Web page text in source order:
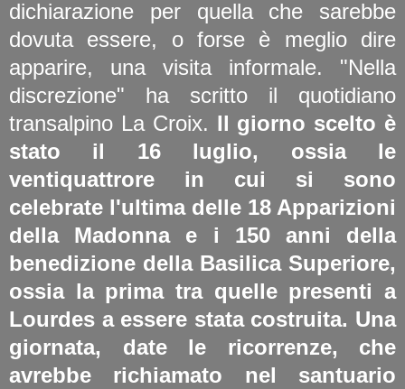
dichiarazione per quella che sarebbe
dovuta essere, o forse è meglio dire
apparire, una visita informale. "Nella
discrezione" ha scritto il quotidiano
transalpino La Croix. Il giorno scelto è
stato il 16 luglio, ossia le
ventiquattrore in cui si sono
celebrate l'ultima delle 18 Apparizioni
della Madonna e i 150 anni della
benedizione della Basilica Superiore,
ossia la prima tra quelle presenti a
Lourdes a essere stata costruita. Una
giornata, date le ricorrenze, che
avrebbe richiamato nel santuario